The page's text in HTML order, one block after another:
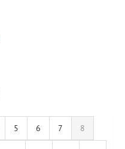
5 6 7 8